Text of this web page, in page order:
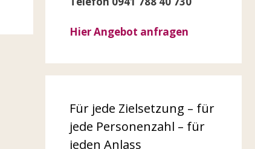
Hier Angebot anfragen
Für jede Zielsetzung – für
jede Personenzahl – für
jeden Anlass